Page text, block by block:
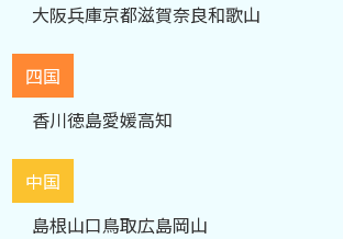
大阪兵庫京都滋賀奈良和歌山
四国
香川徳島愛媛高知
中国
島根山口鳥取広島岡山